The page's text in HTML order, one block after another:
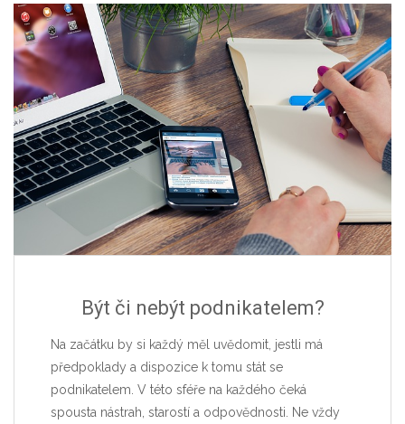
Být či nebýt podnikatelem?
Na začátku by si každý měl uvědomit, jestli má
předpoklady a dispozice k tomu stát se
podnikatelem. V této sféře na každého čeká
spousta nástrah, starostí a odpovědnosti. Ne vždy